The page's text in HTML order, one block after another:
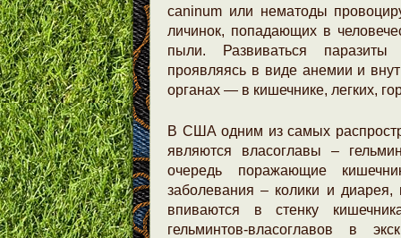
caninum или нематоды
личинок, попадающих в
пыли. Развиваться
проявляясь в виде анемии и
органах — в кишечнике, легких,
В США одним из самых
являются власоглавы –
очередь поражающие
заболевания – колики и диарея,
впиваются в стенку
гельминтов-власоглавов в